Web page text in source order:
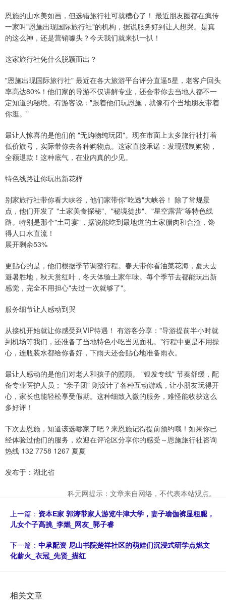
恩施的山水美如画，但选错旅行社可就糟心了！ 最近朋友圈都在疯传
一家叫"恩施出现国际旅行社"的机构，据说服务好到让人想哭。是真
的这么神，还是营销噱头？今天我们就来扒一扒！
这家旅行社凭什么脱颖而出？
"恩施出现国际旅行社" 最近在各大旅游平台评分直逼5星，老客户回头
率高达80%！他们家的导游不仅讲解专业，还会带你去当地人都不一
定知道的秘境。有游客说："跟着他们玩恩施，就像有个当地朋友带着
你逛。"
最让人惊喜的是他们的 "无购物纯玩团"。现在市面上太多旅行社打着
低价旗号，实际带你去各种购物点。这家直接承诺：发现强制购物，
全额退款！这种底气，在业内真的少见。
特色线路让你玩出新花样
别家旅行社带你看大峡谷，他们家带你"吃透"大峡谷！ 除了常规景
点，他们开发了 "土家美食探秘"、"秘境徒步"、"星空露营"等特色线
路。特别是那个"土司宴"，据说能吃到最地道的土家腊肉和合渣，馋
得人口水直流！
展开剩余53%
更贴心的是，他们根据季节调整行程。春天带你看油菜花海，夏天去
避暑胜地，秋天赏红叶，冬天体验土家年味。每个季节去都能玩出新
感觉，完全不用担心"去过一次就够了"。
服务细节让人感动到哭
从接机开始就让你感受到VIP待遇！ 有游客分享："导游提前半小时就
到机场等我们，还准备了当地特色小吃当见面礼。"行程中更是不用操
心，连瓶装水都给你备好，下雨天还会贴心地准备雨衣。
最让人感动的是他们对老人和孩子的照顾。 "银发专线" 节奏舒缓，配
备专业医护人员； "亲子团" 则设计了各种互动游戏，让小朋友玩得开
心，家长也能轻松享受假期。这种细致入微的服务，难怪能收获这么
多好评！
下次去恩施，知道该选哪家了吧？来恩施记得提前预约哦！如果你已
经体验过他们的服务，欢迎在评论区分享你的感受～恩施旅行社咨询
热线 132 7758 1267 夏夏
发布于：湖北省
科元网提示：文章来自网络，不代表本站观点。
上一篇： 资本E家 郭涛带家人游览牛津大学，妻子瑜伽裤显粗腿，
儿女个子高挑_李燃_网友_郭子睿
下一篇： 中承配资 尼山书院楚祥社区的萌娃们沉浸式研学点燃文
化薪火_衣冠_先贤_描红
相关文章